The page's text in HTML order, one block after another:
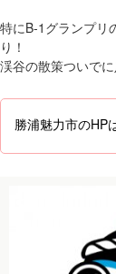
特にB-1グランプリ
り！
渓谷の散策ついで
勝浦魅力市のHP